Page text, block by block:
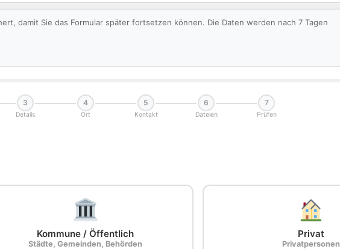
damit Sie das Formular später fortsetzen können. Die Daten werden nach 7 Tagen
3
Details
4
Ort
5
Kontakt
6
Dateien
7
Prüfen
Kommune / Öffentlich
Städte, Gemeinden, Behörden
Privat
Privatpersonen